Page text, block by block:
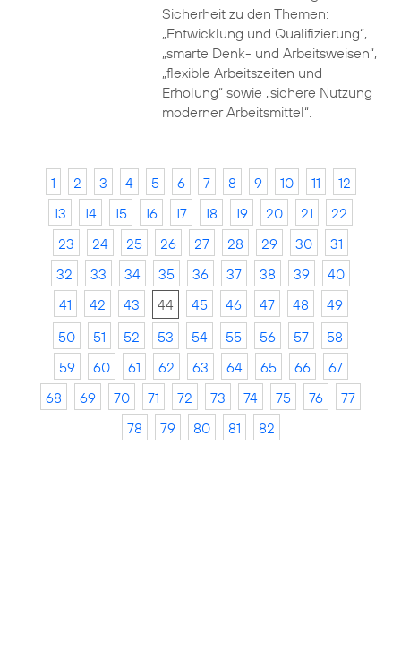
Sicherheit zu den Themen:
„Entwicklung und Qualifizierung“,
„smarte Denk- und Arbeitsweisen“,
„flexible Arbeitszeiten und
Erholung“ sowie „sichere Nutzung
moderner Arbeitsmittel“.
1 2 3 4 5 6 7 8 9 10 11
12
13
14 15 16 17 18 19 20 21
22
23
24 25 26 27 28 29 30
31
32
33 34 35 36 37 38 39
40
41
42 43 44 45 46 47 48
49
50
51 52 53 54 55 56 57
58
59
60 61 62 63 64 65 66
67
68
69 70 71 72 73 74 75 76
77
78
79 80 81 82